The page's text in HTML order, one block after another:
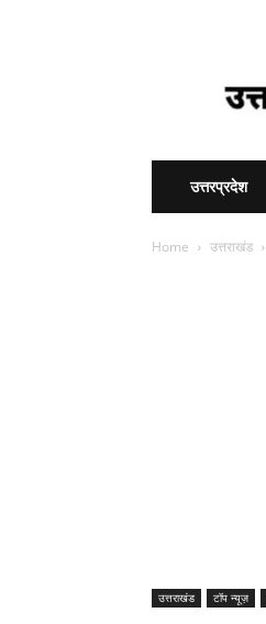
उत्तरप्रदेश
Home उत्तराखंड
उत्तराखंड टॉप न्यूज़